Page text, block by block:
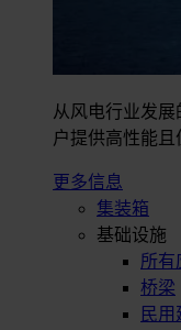
从风电行业发
户提供高性能且
更多信息
集装箱
基础设施
所有
桥梁
民用